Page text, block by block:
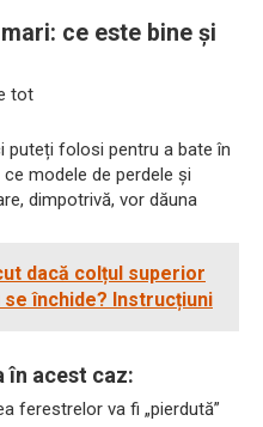
ce este bine și
tot
puteți folosi pentru a bate în
modele de perdele și
dimpotrivă, vor dăuna
dacă colțul superior
închide? Instrucțiuni
în acest caz:
ferestrelor va fi „pierdută”